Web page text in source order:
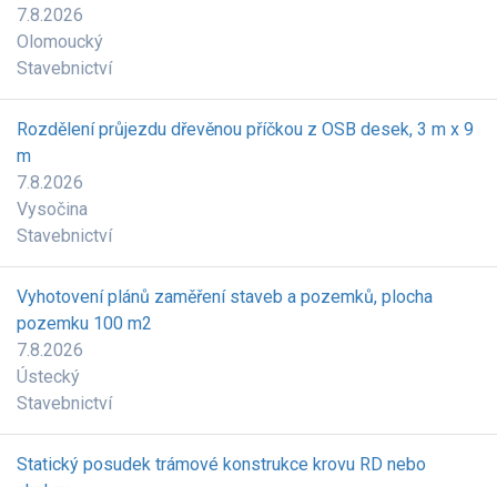
7.8.2026
Olomoucký
Stavebnictví
Rozdělení průjezdu dřevěnou příčkou z OSB desek, 3 m x 9
m
7.8.2026
Vysočina
Stavebnictví
Vyhotovení plánů zaměření staveb a pozemků, plocha
pozemku 100 m2
7.8.2026
Ústecký
Stavebnictví
Statický posudek trámové konstrukce krovu RD nebo